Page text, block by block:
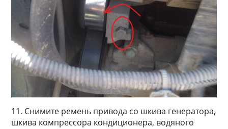
11. Снимите ремень привода со шкива генератора,
шкива компрессора кондиционера, водяного